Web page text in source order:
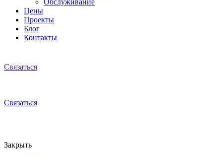
Обслуживание
Цены
Проекты
Блог
Контакты
Связаться
Связаться
Закрыть